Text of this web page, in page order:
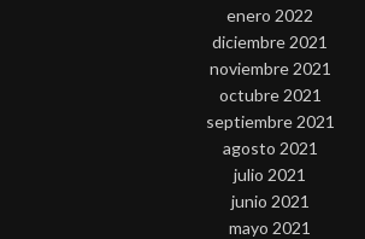
enero 2022
diciembre 2021
noviembre 2021
octubre 2021
septiembre 2021
agosto 2021
julio 2021
junio 2021
mayo 2021